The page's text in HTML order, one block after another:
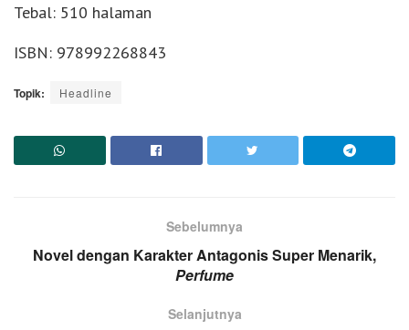
Tebal: 510 halaman
ISBN: 978992268843
Topik: Headline
Sebelumnya
Novel dengan Karakter Antagonis Super Menarik,
Perfume
Selanjutnya